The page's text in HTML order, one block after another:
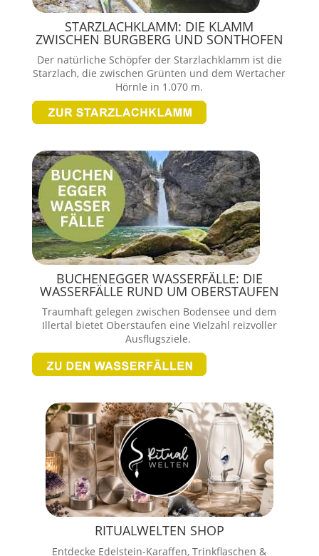
STARZLACHKLAMM: DIE KLAMM
ZWISCHEN BURGBERG UND SONTHOFEN
Der natürliche Schöpfer der Starzlachklamm ist die
Starzlach, die zwischen Grünten und dem Wertacher
Hörnle in 1.070 m.
BUCHENEGGER WASSERFÄLLE: DIE
WASSERFÄLLE RUND UM OBERSTAUFEN
Traumhaft gelegen zwischen Bodensee und dem
Illertal bietet Oberstaufen eine Vielzahl reizvoller
Ausflugsziele.
RITUALWELTEN SHOP
Entdecke Edelstein-Karaffen, Trinkflaschen &